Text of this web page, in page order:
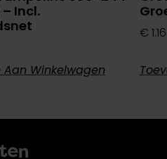
Incl.
Aan Winkelwagen
€